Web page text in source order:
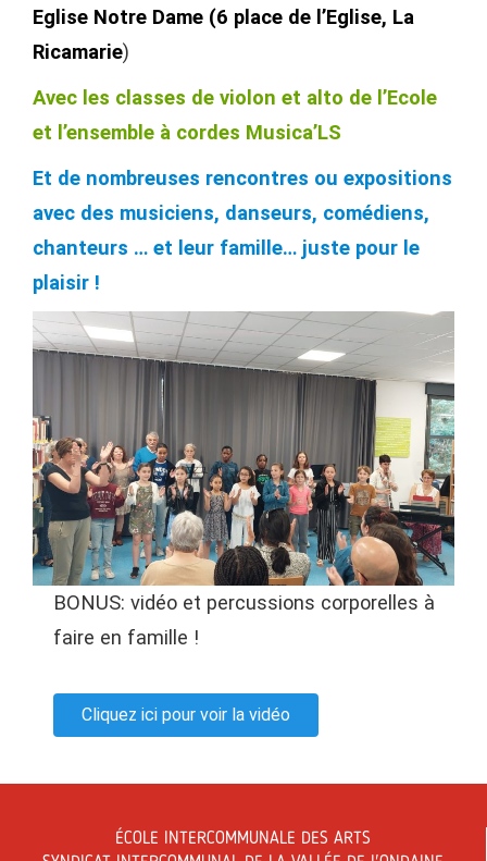
Eglise Notre Dame (6 place de l’Eglise, La
Ricamarie)
Avec les classes de violon et alto de l’Ecole
et l’ensemble à cordes Musica’LS
Et de nombreuses rencontres ou expositions
avec des musiciens, danseurs, comédiens,
chanteurs … et leur famille… juste pour le
plaisir !
BONUS: vidéo et percussions corporelles à
faire en famille !
Cliquez ici pour voir la vidéo
ÉCOLE INTERCOMMUNALE DES ARTS